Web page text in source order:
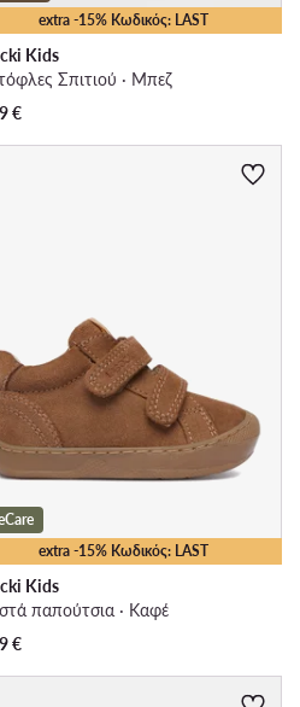
extra -15% Κωδικός: LAST
Kids
Σπιτιού · Μπεζ
€
extra -15% Κωδικός: LAST
Kids
παπούτσια · Καφέ
€